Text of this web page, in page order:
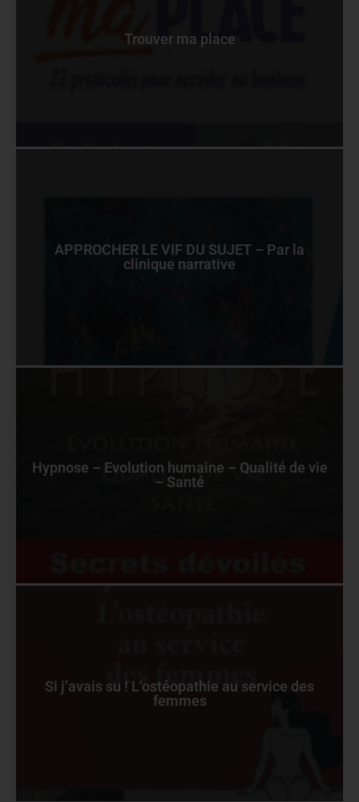
Trouver ma place
APPROCHER LE VIF DU SUJET – Par la
clinique narrative
Hypnose – Evolution humaine – Qualité de vie
– Santé
Si j’avais su ! L’ostéopathie au service des
femmes